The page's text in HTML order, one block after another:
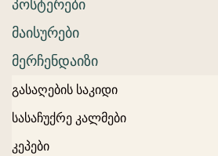
პოსტერები
მაისურები
მერჩენდაიზი
გასაღების საკიდი
სასაჩუქრე კალმები
კეპები